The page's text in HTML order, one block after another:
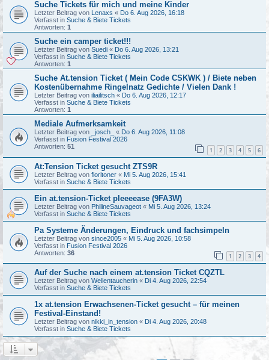
Suche Tickets für mich und meine Kinder
Letzter Beitrag von Lenaxs « Do 6. Aug 2026, 16:18
Verfasst in Suche & Biete Tickets
Antworten: 1
Suche ein camper ticket!!!
Letzter Beitrag von Suedi « Do 6. Aug 2026, 13:21
Verfasst in Suche & Biete Tickets
Antworten: 1
Suche At.tension Ticket ( Mein Code CSKWK ) / Biete neben
Kostenübernahme Ringelnatz Gedichte / Vielen Dank !
Letzter Beitrag von iliailitsch « Do 6. Aug 2026, 12:17
Verfasst in Suche & Biete Tickets
Antworten: 1
Mediale Aufmerksamkeit
Letzter Beitrag von _josch_ « Do 6. Aug 2026, 11:08
Verfasst in Fusion Festival 2026
Antworten: 51 1 2 3 4 5 6
At:Tension Ticket gesucht ZTS9R
Letzter Beitrag von floritoner « Mi 5. Aug 2026, 15:41
Verfasst in Suche & Biete Tickets
Ein at.tension-Ticket pleeeease (9FA3W)
Letzter Beitrag von PhilineSauvageot « Mi 5. Aug 2026, 13:24
Verfasst in Suche & Biete Tickets
Pa Systeme Änderungen, Eindruck und fachsimpeln
Letzter Beitrag von since2005 « Mi 5. Aug 2026, 10:58
Verfasst in Fusion Festival 2026
Antworten: 36 1 2 3 4
Auf der Suche nach einem at.tension Ticket CQZTL
Letzter Beitrag von Wellentaucherin « Di 4. Aug 2026, 22:54
Verfasst in Suche & Biete Tickets
1x at.tension Erwachsenen-Ticket gesucht – für meinen
Festival-Einstand!
Letzter Beitrag von nikki_in_tension « Di 4. Aug 2026, 20:48
Verfasst in Suche & Biete Tickets